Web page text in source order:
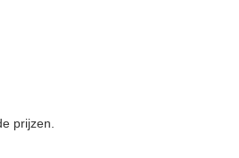
prijzen.